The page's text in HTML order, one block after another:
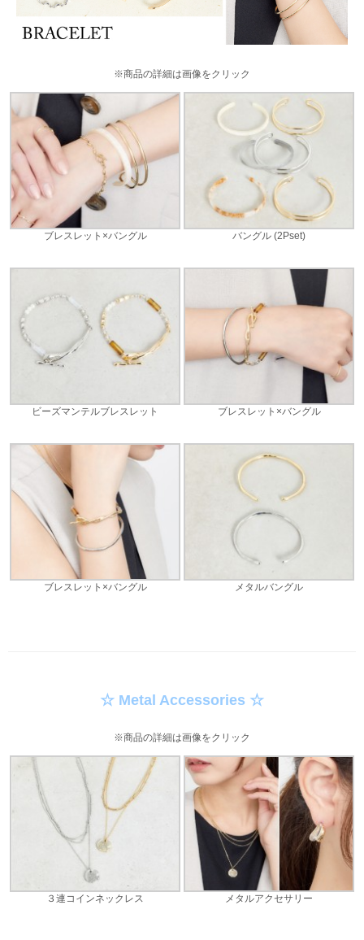
※商品の詳細は画像をクリック
ブレスレット×バングル バングル (2Pset)
ビーズマンテルブレスレット ブレスレット×バングル
ブレスレット×バングル メタルバングル
☆ Metal Accessories ☆
※商品の詳細は画像をクリック
３連コインネックレス メタルアクセサリー